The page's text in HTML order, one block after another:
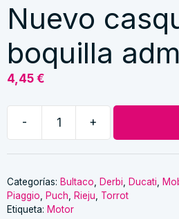
Nuevo
boquilla
4,45 €
-
admisión
cantidad
+
Categorías: Bultaco Derbi Ducati
Piaggio
Puch Rieju
Torrot
Etiqueta: Motor